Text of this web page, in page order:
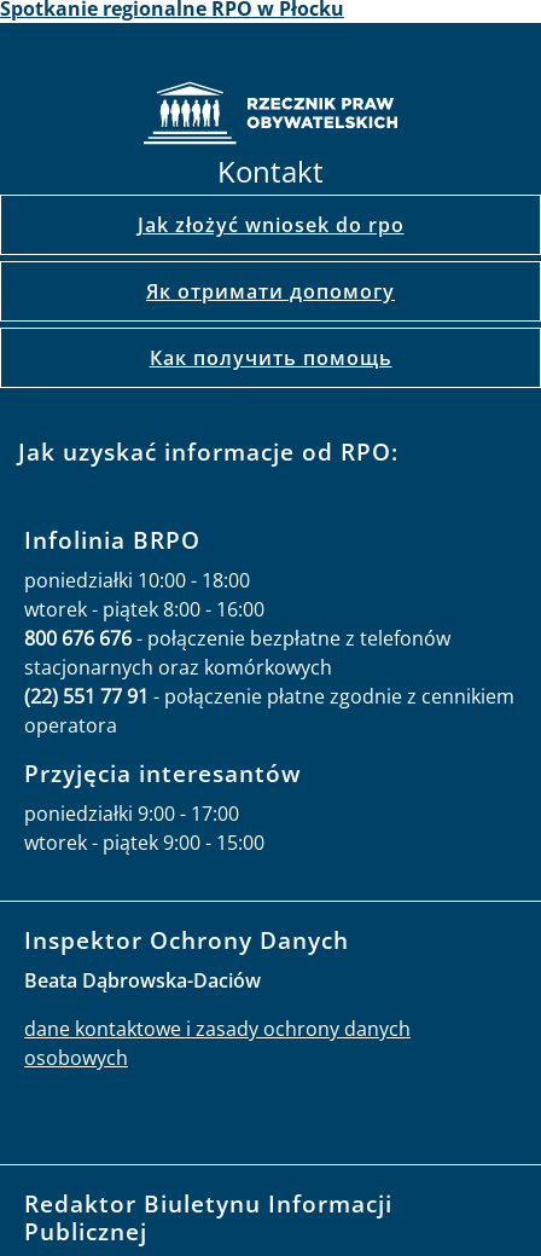
Spotkanie regionalne RPO w Płocku
Kontakt
Jak złożyć wniosek do rpo
Як отримати допомогу
Как получить помощь
Jak uzyskać informacje od RPO:
Infolinia BRPO
poniedziałki 10:00 - 18:00
wtorek - piątek 8:00 - 16:00
800 676 676- połączenie bezpłatne z telefonów
stacjonarnych oraz komórkowych
(22) 551 77 91 - połączenie płatne zgodnie z cennikiem
operatora
Przyjęcia interesantów
poniedziałki 9:00 - 17:00
wtorek - piątek 9:00 - 15:00
Inspektor Ochrony Danych
Beata Dąbrowska-Daciów
dane kontaktowe i zasady ochrony danych
osobowych
Redaktor Biuletynu Informacji
Publicznej